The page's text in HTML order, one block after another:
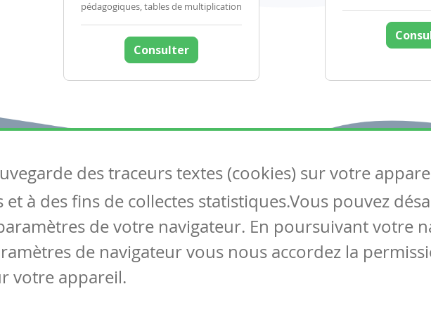
pédagogiques, tables de multiplication
Consulter
Articles
Tous les articles
Articles DYS
Circulaires
Suivez-nous
Contactez-nous
Soutien scolaire
des traceurs textes (cookies) sur votre
à des fins de collectes statistiques.Vous pouvez
de votre navigateur. En poursuivant votre
de navigateur vous nous accordez la
votre appareil.